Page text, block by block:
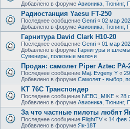
Добавлено в форуме Авионика, Тюнинг,
Радиостанция Yaesu FT-250
Последнее сообщение Genri « 02 мар
Добавлено в форуме Авионика, Тюнинг,
Гарнитура David Clark H10-20
Последнее сообщение Genri « 01 мар
Добавлено в форуме Гарнитуры и
Сувениры, полезные мелочи
Продан: самолет Piper Aztec PA-
Последнее сообщение Maj. Evgeny Y «
Добавлено в форуме Самолет - выбор,
KT 76C Транспондер
Последнее сообщение NEBO_MIKE « 28
Добавлено в форуме Авионика, Тюнинг,
За что частные пилоты любят
Последнее сообщение FlightTV « 14 фев
Добавлено в форуме Як-18Т